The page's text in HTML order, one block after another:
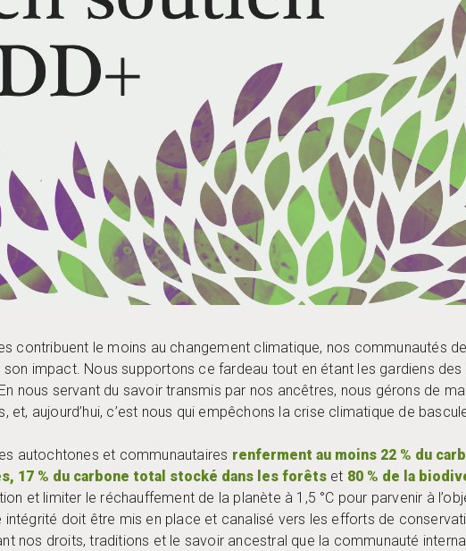
contribuent le moins au changement climatique, nos communautés
son impact. Nous supportons ce fardeau tout en étant les gardiens
nous servant du savoir transmis par nos ancêtres, nous gérons de
et, aujourd’hui, c’est nous qui empêchons la crise climatique de
autochtones et communautaires renferment au moins 22 % du
17 % du carbone total stocké dans les forêts et 80 % de la
et limiter le réchauffement de la planète à 1,5 °C pour parvenir à
doit être mis en place et canalisé vers les efforts de
nos droits, traditions et le savoir ancestral que la communauté